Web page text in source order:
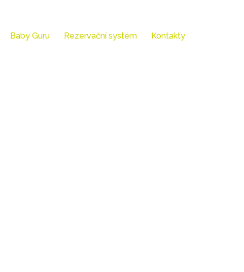
Baby Guru Rezervační systém Kontakty